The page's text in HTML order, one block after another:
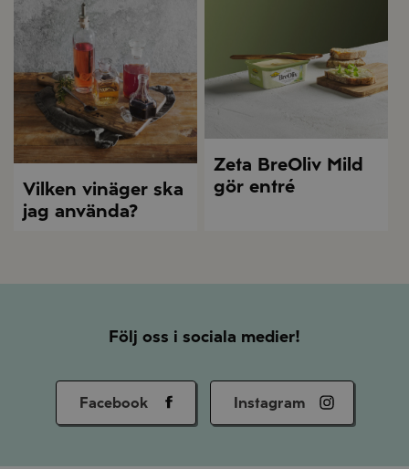
Vilken vinäger ska
jag använda?
Zeta BreOliv Mild
gör entré
Följ oss i sociala medier!
Facebook Instagram